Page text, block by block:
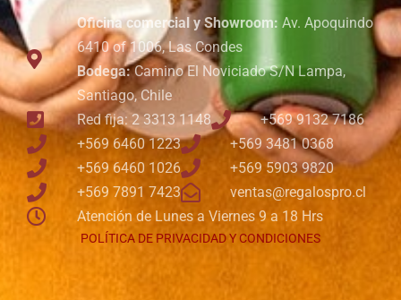
Oficina comercial y Showroom: Av. Apoquindo
6410 of 1006, Las Condes
Bodega:Camino El Noviciado S/N Lampa,
Santiago, Chile
Red fija: 2 3313 1148
+569 9132 7186
+569 6460 1223
+569 3481 0368
+569 6460 1026
+569 5903 9820
+569 7891 7423
ventas@regalospro.cl
Atención de Lunes a Viernes 9 a 18 Hrs
POLÍTICA DE PRIVACIDAD Y CONDICIONES